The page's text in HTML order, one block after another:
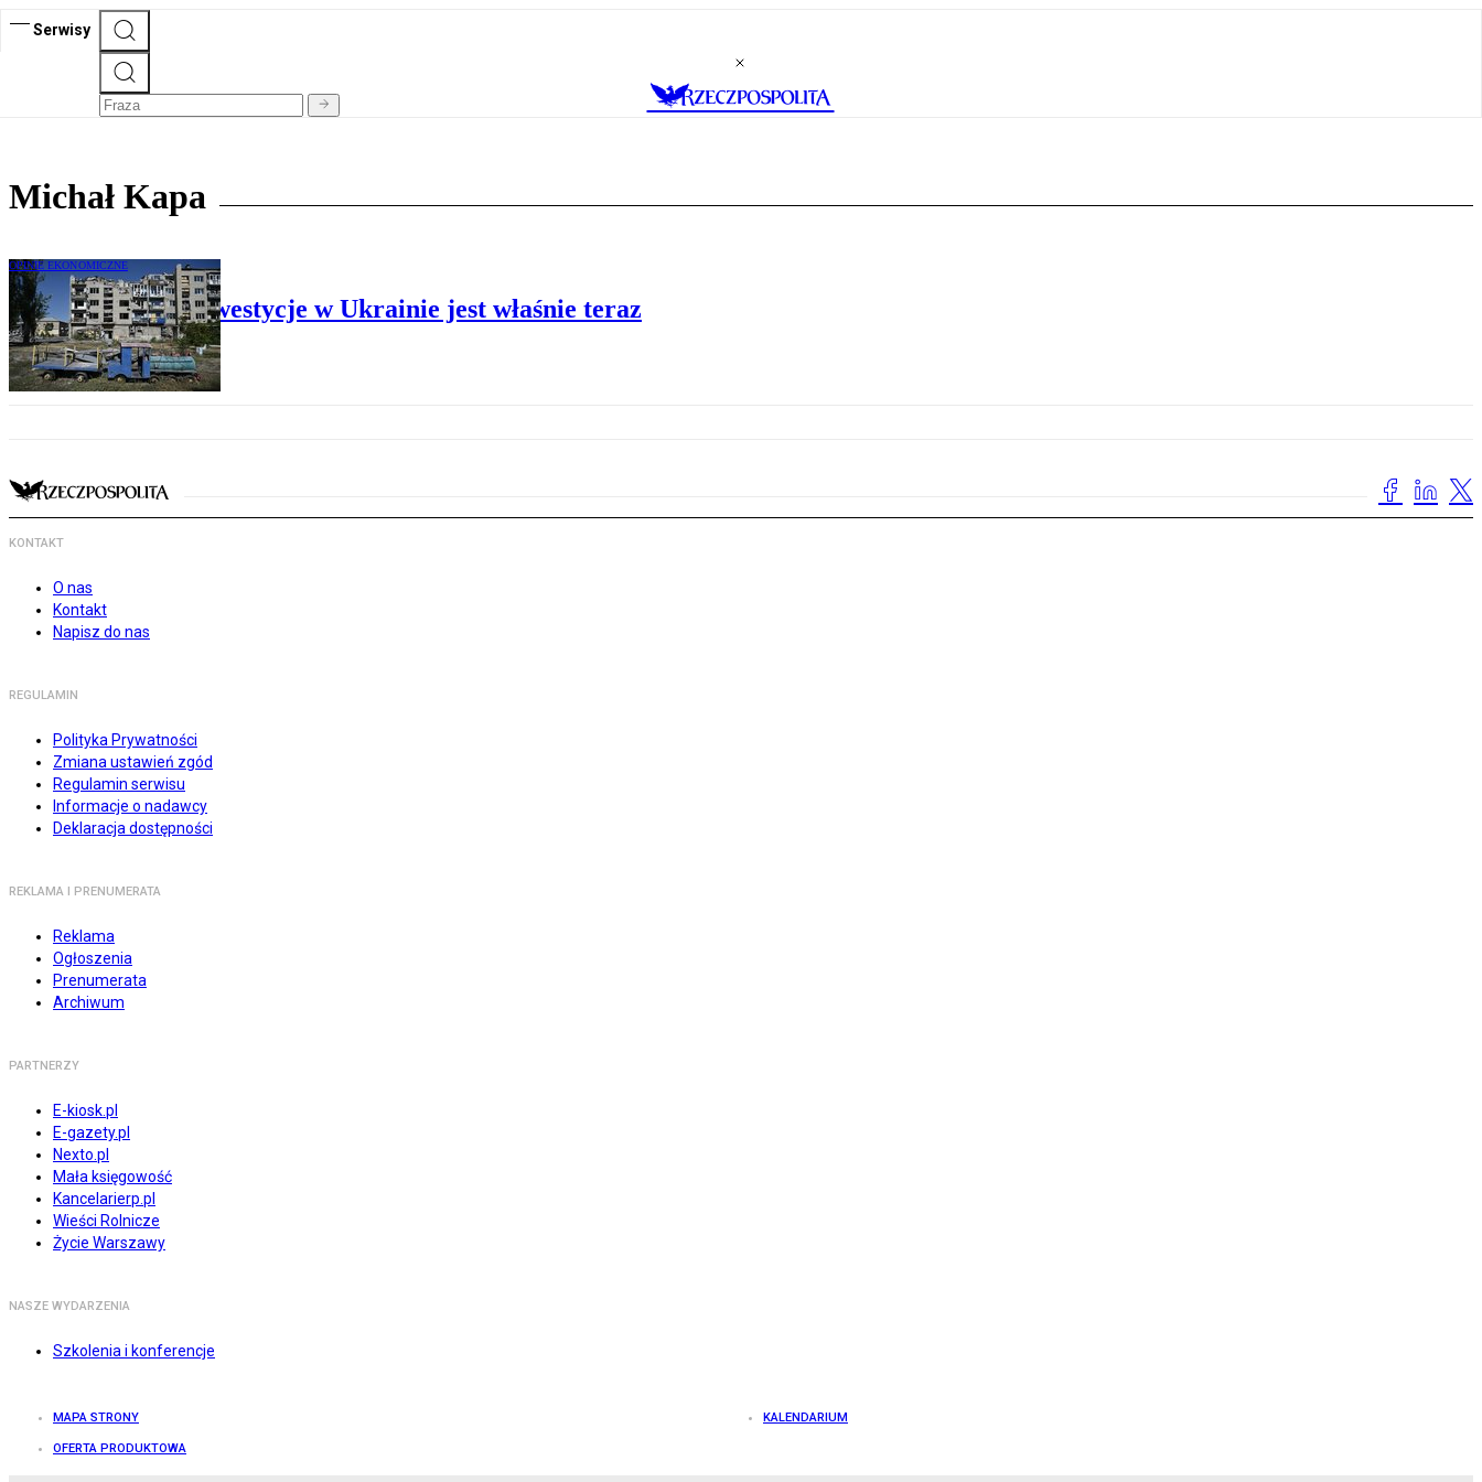
Serwisy
Michał Kapa
OPINIE EKONOMICZNE
Czas na polskie inwestycje w Ukrainie jest właśnie teraz
KONTAKT
O nas
Kontakt
Napisz do nas
REGULAMIN
Polityka Prywatności
Zmiana ustawień zgód
Regulamin serwisu
Informacje o nadawcy
Deklaracja dostępności
REKLAMA I PRENUMERATA
Reklama
Ogłoszenia
Prenumerata
Archiwum
PARTNERZY
E-kiosk.pl
E-gazety.pl
Nexto.pl
Mała księgowość
Kancelarierp.pl
Wieści Rolnicze
Życie Warszawy
NASZE WYDARZENIA
Szkolenia i konferencje
MAPA STRONY KALENDARIUM
OFERTA PRODUKTOWA